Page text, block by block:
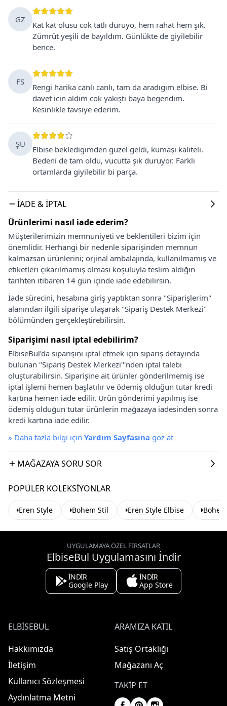
GZ
Kat kat olusu cok tatlı duruyo, hem rahat hem şık.
Zümrüt yeşili de bayıldım. Günlükte de giyilebilir
bence.
FS
Rengi harika canlı canlı, tam da aradıgım elbise. Bi
davet icin aldım cok yakıştı baya begendim.
Kesinlikle tavsiye ederim.
ŞU
Elbise bekledigimden guzel geldi, kumaşı kalıteli.
Bedeni de tam oldu, vucutta şık duruyor. Farklı
ortamlarda giyilebilir bi parça.
İADE & İPTAL
Ürünlerimi nasıl iade ederim?
Müşterilerimizin memnuniyeti ve beklentileri bizim için
önemlidir. Herhangi bir nedenle siparişinden memnun
kalmazsan ürünlerini; orjinal ambalajında, kullanılmamış ve
etiketleri çıkarılmamış olması koşuluyla teslim aldığın
tarihten itibaren 14 gün içinde iade edebilirsin.
İade sürecini, hesabına giriş yaptıktan sonra "Siparişlerim"
alanından ilgili siparişe ulaşarak "Sipariş Destek Merkezi"
bölümünden gerçekleştirebilirsin.
Siparişimi nasıl iptal edebilirim?
ElbiseBul'da siparişini iptal etmek için sipariş detayında
bulunan "Sipariş Destek Merkezi"'nden iptal talebi
oluşturabilirsin. Siparişine ait ürünler gönderilmemiş ise
iptal işlemi hemen başlatılır ve ödemiş olduğun tutar kredi
kartına hemen iade edilir. Ürün gönderimi yapılmış ise
ödemiş olduğun tutar ürünlerin mağazaya iadesinden sonra
kredi kartına iade edilir.
» Daha fazla bilgi için Yardım Sayfasına göz at
MAĞAZAYA SORU SOR
POPÜLER KOLEKSIYONLAR
Eren Style Bohem Stil Eren Style Elbise
UYGULAMAYA ÖZEL FIRSATLAR
ElbiseBul Uygulamasını İndir
İNDİR
Google Play
İNDİR
App Store
ELBISEBUL
Hakkımızda
İletişim
Kullanıcı Sözleşmesi
Aydınlatma Metni
ARAMIZA KATIL
Satış Ortaklığı
Mağazanı Aç
TAKIP ET